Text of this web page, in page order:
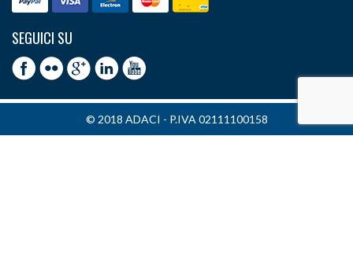
SEGUICI SU
© 2018 ADACI - P.IVA 02111100158